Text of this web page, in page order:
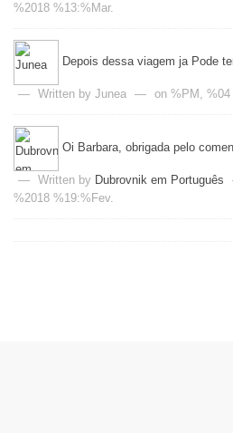
%2018 %13:%Mar.
Depois dessa viagem ja Pode
— Written by Junea — on %PM, %04
Oi Barbara, obrigada pelo
— Written by Dubrovnik em Português
%2018 %19:%Fev.